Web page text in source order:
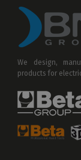
We design,
products for